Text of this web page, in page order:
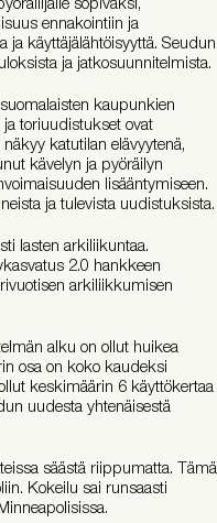
ennakointiin ja
ja käyttäjälähtöisyyttä. Seudun
ja jatkosuunnitelmista.
kaupunkien
toriuudistukset ovat
katutilan elävyytenä,
kävelyn ja pyöräilyn
lisääntymiseen.
ja tulevista uudistuksista.
lasten arkiliikuntaa.
2.0 hankkeen
arkiliikkumisen
alku on ollut huikea
osa on koko kaudeksi
keskimäärin 6 käyttökertaa
uudesta yhtenäisestä
säästä riippumatta. Tämä
Kokeilu sai runsaasti